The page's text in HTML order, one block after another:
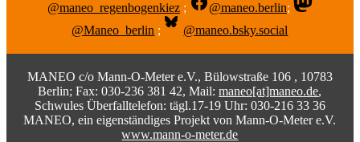
@maneo_regenbogenkiez ; @maneo.berlin;
@Maneo_berlin ; @maneo.bsky.social
MANEO c/o Mann-O-Meter e.V., Bülowstraße 106 , 10783
Berlin; Fax: 030-236 381 42, Mail:maneo[at]maneo.de,
Schwules Überfalltelefon: tägl.17-19 Uhr: 030-216 33 36
MANEO, ein eigenständiges Projekt von Mann-O-Meter e.V.
www.mann-o-meter.de